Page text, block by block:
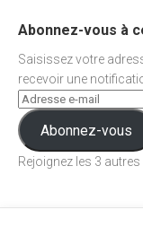
Abonnez-vous à
Saisissez votre
recevoir une
Abonnez-vous
Rejoignez les 3